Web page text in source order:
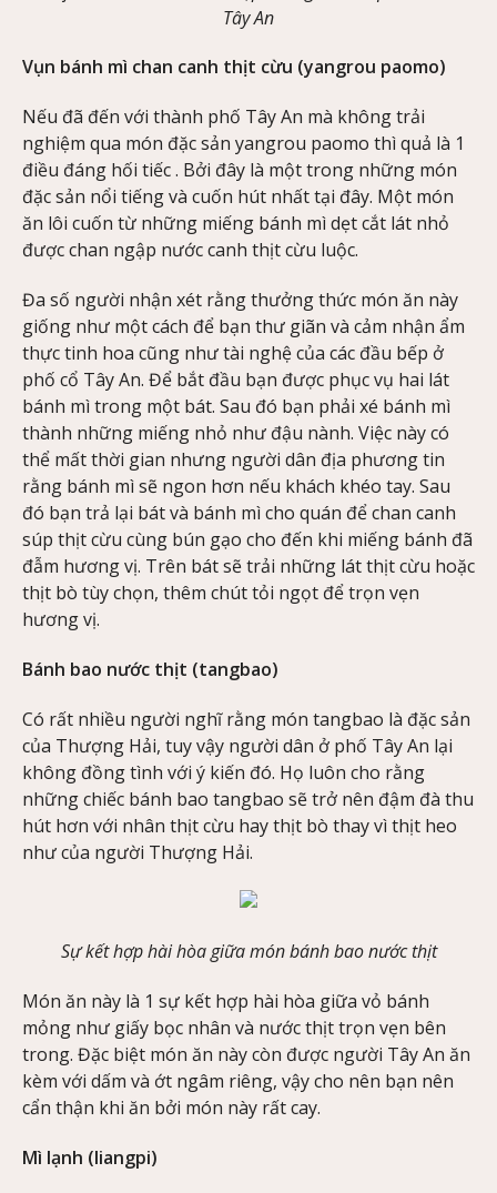
Tây An
Vụn bánh mì chan canh thịt cừu (yangrou paomo)
Nếu đã đến với thành phố Tây An mà không trải
nghiệm qua món đặc sản yangrou paomo thì quả là 1
điều đáng hối tiếc . Bởi đây là một trong những món
đặc sản nổi tiếng và cuốn hút nhất tại đây. Một món
ăn lôi cuốn từ những miếng bánh mì dẹt cắt lát nhỏ
được chan ngập nước canh thịt cừu luộc.
Đa số người nhận xét rằng thưởng thức món ăn này
giống như một cách để bạn thư giãn và cảm nhận ẩm
thực tinh hoa cũng như tài nghệ của các đầu bếp ở
phố cổ Tây An. Để bắt đầu bạn được phục vụ hai lát
bánh mì trong một bát. Sau đó bạn phải xé bánh mì
thành những miếng nhỏ như đậu nành. Việc này có
thể mất thời gian nhưng người dân địa phương tin
rằng bánh mì sẽ ngon hơn nếu khách khéo tay. Sau
đó bạn trả lại bát và bánh mì cho quán để chan canh
súp thịt cừu cùng bún gạo cho đến khi miếng bánh đã
đẫm hương vị. Trên bát sẽ trải những lát thịt cừu hoặc
thịt bò tùy chọn, thêm chút tỏi ngọt để trọn vẹn
hương vị.
Bánh bao nước thịt (tangbao)
Có rất nhiều người nghĩ rằng món tangbao là đặc sản
của Thượng Hải, tuy vậy người dân ở phố Tây An lại
không đồng tình với ý kiến đó. Họ luôn cho rằng
những chiếc bánh bao tangbao sẽ trở nên đậm đà thu
hút hơn với nhân thịt cừu hay thịt bò thay vì thịt heo
như của người Thượng Hải.
Sự kết hợp hài hòa giữa món bánh bao nước thịt
Món ăn này là 1 sự kết hợp hài hòa giữa vỏ bánh
mỏng như giấy bọc nhân và nước thịt trọn vẹn bên
trong. Đặc biệt món ăn này còn được người Tây An ăn
kèm với dấm và ớt ngâm riêng, vậy cho nên bạn nên
cẩn thận khi ăn bởi món này rất cay.
Mì lạnh (liangpi)